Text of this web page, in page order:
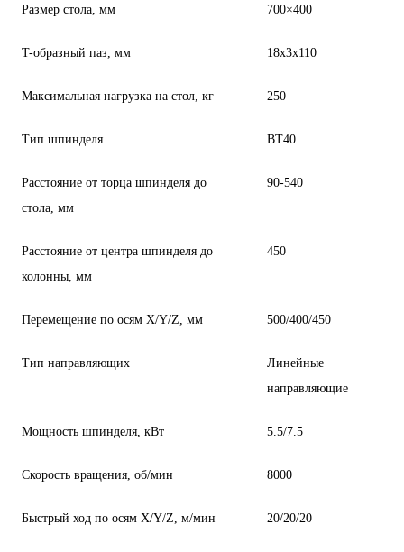
Размер стола, мм 700×400
T-образный паз, мм 18x3x110
Максимальная нагрузка на стол, кг 250
Тип шпинделя BT40
Расстояние от торца шпинделя до
стола, мм
90-540
Расстояние от центра шпинделя до
колонны, мм
450
Перемещение по осям X/Y/Z, мм 500/400/450
Тип направляющих
Линейные
направляющие
Мощность шпинделя, кВт 5.5/7.5
Скорость вращения, об/мин 8000
Быстрый ход по осям X/Y/Z, м/мин 20/20/20